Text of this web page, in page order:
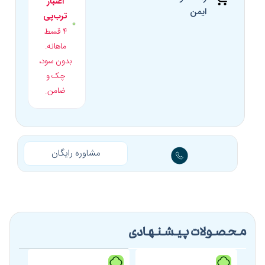
ایمن
ترب‌پی
۴ قسط
ماهانه.
بدون سود،
چک و
ضامن.
مشاوره رایگان
محصولات پیشنهادی